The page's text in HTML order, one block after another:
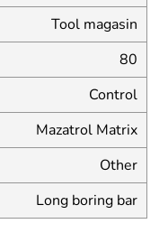
Tool magasin
80
Control
Mazatrol Matrix
Other
Long boring bar